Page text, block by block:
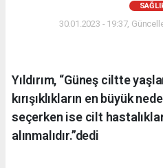
30.01.2023 - 19:37,
Yıldırım, “Güneş ciltte
kırışıklıkların en büyük
seçerken ise cilt
alınmalıdır.”dedi